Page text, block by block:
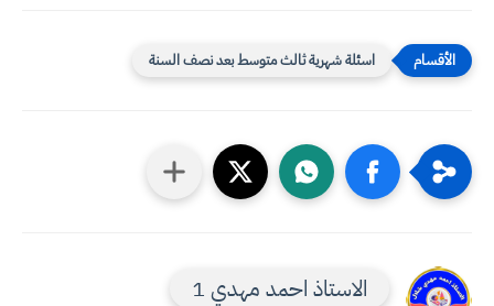
اسئلة شهرية ثالث متوسط بعد نصف السنة
الاستاذ احمد مهدي 1